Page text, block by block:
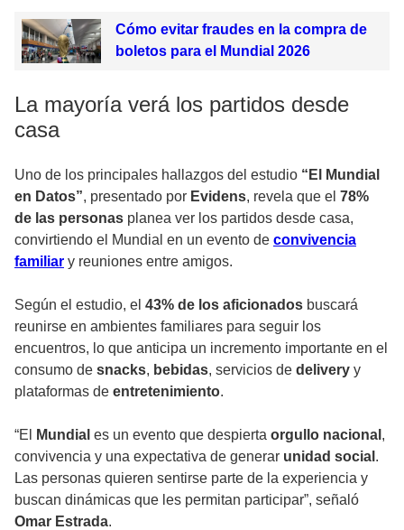
Cómo evitar fraudes en la compra de
boletos para el Mundial 2026
La mayoría verá los partidos desde
casa
Uno de los principales hallazgos del estudio “El Mundial
en Datos”, presentado por Evidens, revela que el 78%
de las personas planea ver los partidos desde casa,
convirtiendo el Mundial en un evento de convivencia
familiar y reuniones entre amigos.
Según el estudio, el 43% de los aficionados buscará
reunirse en ambientes familiares para seguir los
encuentros, lo que anticipa un incremento importante en el
consumo de snacks, bebidas, servicios de delivery y
plataformas de entretenimiento.
“El Mundial es un evento que despierta orgullo nacional ,
convivencia y una expectativa de generar unidad social .
Las personas quieren sentirse parte de la experiencia y
buscan dinámicas que les permitan participar”, señaló
Omar Estrada.